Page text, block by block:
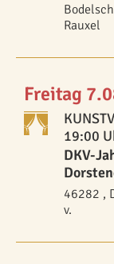
Rauxel
Freitag
19:00
DKV-
46282 ,
v.